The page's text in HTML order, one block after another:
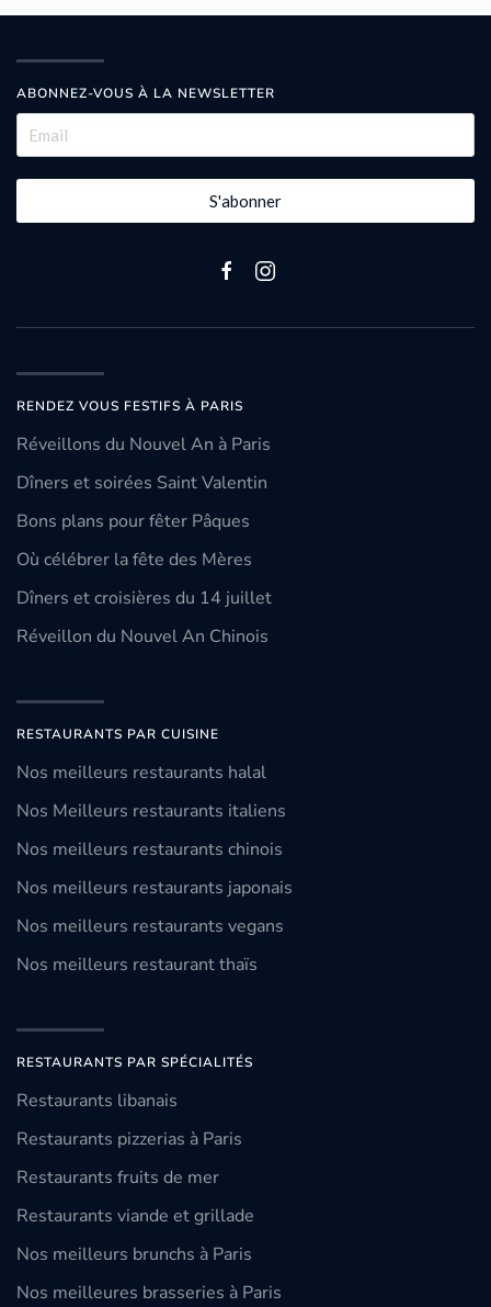
ABONNEZ-VOUS À LA NEWSLETTER
S'abonner
RENDEZ VOUS FESTIFS À PARIS
Réveillons du Nouvel An à Paris
Dîners et soirées Saint Valentin
Bons plans pour fêter Pâques
Où célébrer la fête des Mères
Dîners et croisières du 14 juillet
Réveillon du Nouvel An Chinois
RESTAURANTS PAR CUISINE
Nos meilleurs restaurants halal
Nos Meilleurs restaurants italiens
Nos meilleurs restaurants chinois
Nos meilleurs restaurants japonais
Nos meilleurs restaurants vegans
Nos meilleurs restaurant thaïs
RESTAURANTS PAR SPÉCIALITÉS
Restaurants libanais
Restaurants pizzerias à Paris
Restaurants fruits de mer
Restaurants viande et grillade
Nos meilleurs brunchs à Paris
Nos meilleures brasseries à Paris